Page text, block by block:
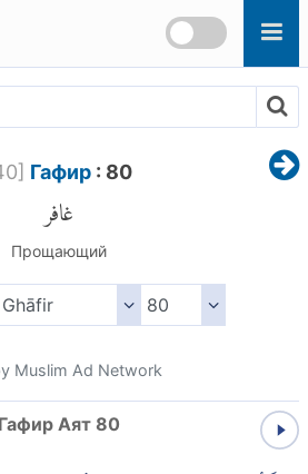
] Гафир : 80
غافر
Прощающий
Muslim Ad Network
Гафир Аят 80